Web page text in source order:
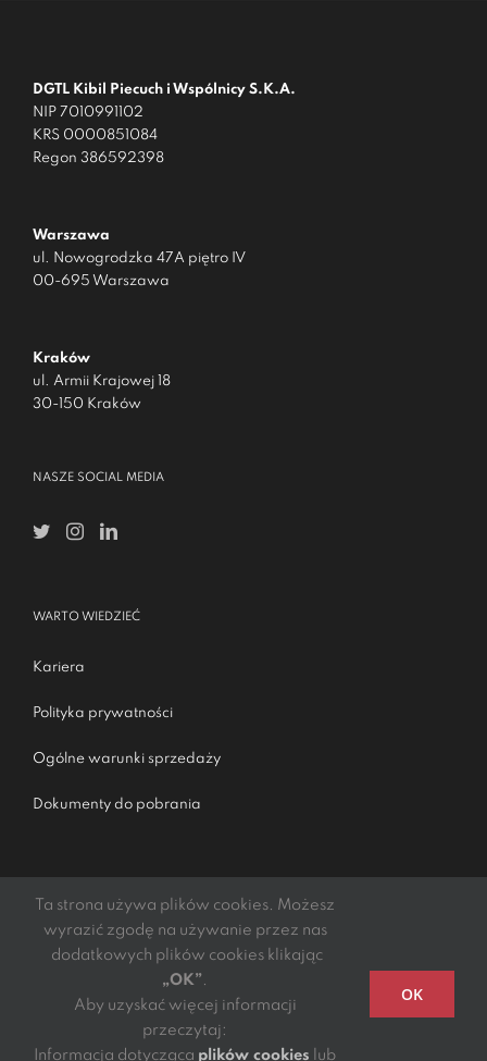
DGTL Kibil Piecuch i Wspólnicy S.K.A.
NIP 7010991102
KRS 0000851084
Regon 386592398
Warszawa
ul. Nowogrodzka 47A piętro IV
00-695 Warszawa
Kraków
ul. Armii Krajowej 18
30-150 Kraków
NASZE SOCIAL MEDIA
WARTO WIEDZIEĆ
Kariera
Polityka prywatności
Ogólne warunki sprzedaży
Dokumenty do pobrania
Podmiotem świadczącym obsługę płatności online jest
mElements S.A.
Copyright 2021 - 2022 | DGTL Kibil Piecuch i Wspólnicy
Ta strona używa plików cookies. Możesz
wyrazić zgodę na używanie przez nas
dodatkowych plików cookies klikając
„OK” .
Aby uzyskać więcej informacji
przeczytaj:
Informacja dotycząca plików cookies lub
OK